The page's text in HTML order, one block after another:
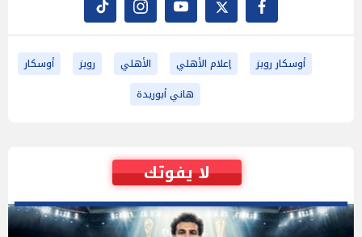
أوسكار رويز إعلام الأهلي الأهلي رويز
أوسكار
هاني أبوريدة
لا يفوتك